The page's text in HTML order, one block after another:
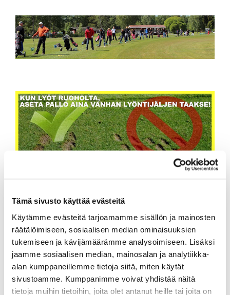
Tämä sivusto käyttää evästeitä
Käytämme evästeitä tarjoamamme sisällön ja mainosten
räätälöimiseen, sosiaalisen median ominaisuuksien
tukemiseen ja kävijämäärämme analysoimiseen. Lisäksi
jaamme sosiaalisen median, mainosalan ja analytiikka-
alan kumppaneillemme tietoja siitä, miten käytät
sivustoamme. Kumppanimme voivat yhdistää näitä
tietoja muihin tietoihin, joita olet antanut heille tai joita on
Ohjeet ruoholta lyömiseen rangella